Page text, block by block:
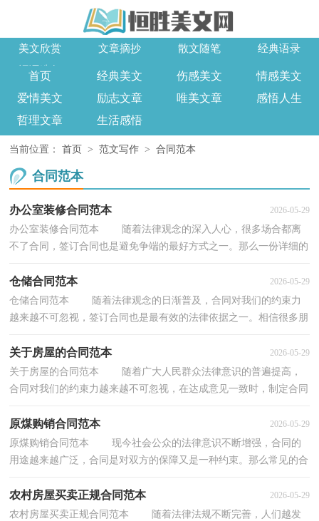
美文欣赏 文章摘抄 散文随笔
经典语录
词语造句
首页 经典美文 伤感美文
情感美文
爱情美文
励志文章 唯美文章
感悟人生
哲理文章
生活感悟
当前位置： 首页 > 范文写作 > 合同范本
合同范本
办公室装修合同范本 2026-05-29
办公室装修合同范本 随着法律观念的深入人心，很多场合都离
不了合同，签订合同也是避免争端的最好方式之一。那么一份详细的
仓储合同范本 2026-05-29
仓储合同范本 随着法律观念的日渐普及，合同对我们的约束力
越来越不可忽视，签订合同也是最有效的法律依据之一。相信很多朋
关于房屋的合同范本 2026-05-29
关于房屋的合同范本 随着广大人民群众法律意识的普遍提高，
合同对我们的约束力越来越不可忽视，在达成意见一致时，制定合同
原煤购销合同范本 2026-05-29
原煤购销合同范本 现今社会公众的法律意识不断增强，合同的
用途越来越广泛，合同是对双方的保障又是一种约束。那么常见的合
农村房屋买卖正规合同范本 2026-05-29
农村房屋买卖正规合同范本 随着法律法规不断完善，人们越发